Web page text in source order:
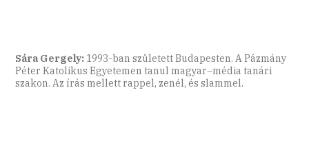
Sára Gergely: 1993-ban született Budapesten. A Pázmány
Péter Katolikus Egyetemen tanul magyar–média tanári
szakon. Az írás mellett rappel, zenél, és slammel.